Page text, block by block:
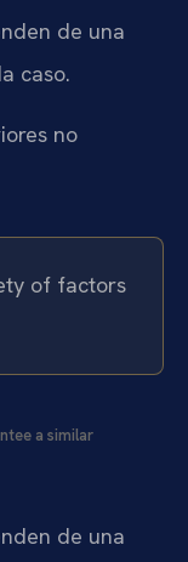
de una
caso.
no
of factors
a similar
de una